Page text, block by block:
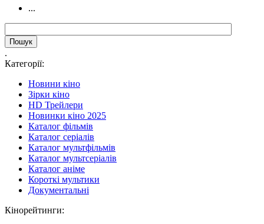
...
.
Категорії:
Новини кіно
Зірки кіно
HD Трейлери
Новинки кіно 2025
Каталог фільмів
Каталог серіалів
Каталог мультфільмів
Каталог мультсеріалів
Каталог аніме
Короткі мультики
Документальні
Кінорейтинги: